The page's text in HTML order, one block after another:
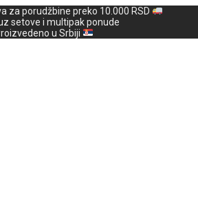
za porudžbine preko 10.000 RSD
setove i multipak ponude
u Srbiji